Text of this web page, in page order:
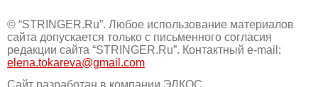
© “STRINGER.Ru”. Любое использование материалов
сайта допускается только с письменного согласия
редакции сайта “STRINGER.Ru”. Контактный e-mail:
elena.tokareva@gmail.com
Сайт разработан в компании ЭЛКОС